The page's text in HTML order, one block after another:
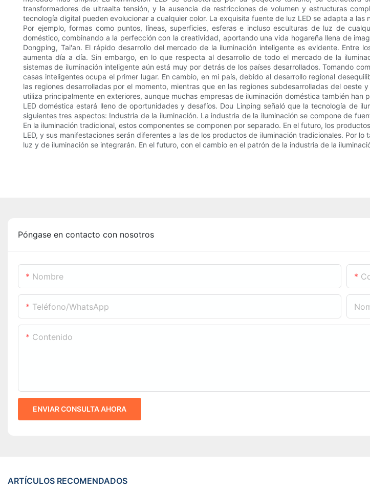
transformadores de ultraalta tensión, y la ausencia de restricciones de volumen y estructuras
tecnología digital pueden evolucionar a cualquier color. La exquisita fuente de luz LED se adapta a
Por ejemplo, formas como puntos, líneas, superficies, esferas e incluso esculturas de luz de
doméstico, combinando a la perfección con la creatividad, aportando una vida hogareña llena de
Dongping, Tai'an. El rápido desarrollo del mercado de la iluminación inteligente es evidente. Entre
aumenta día a día. Sin embargo, en lo que respecta al desarrollo de todo el mercado de la
sistemas de iluminación inteligente aún está muy por detrás de los países desarrollados. Tomando
casas inteligentes ocupa el primer lugar. En cambio, en mi país, debido al desarrollo regional
las regiones desarrolladas por el momento, mientras que en las regiones subdesarrolladas del
utiliza principalmente en exteriores, aunque muchas empresas de iluminación doméstica también
LED doméstica estará lleno de oportunidades y desafíos. Dou Linping señaló que la tecnología de
siguientes tres aspectos: Industria de la iluminación. La industria de la iluminación se compone de
En la iluminación tradicional, estos componentes se componen por separado. En el futuro, los
LED, y sus manifestaciones serán diferentes a las de los productos de iluminación tradicionales. Por
luz y de iluminación se integrarán. En el futuro, con el cambio en el patrón de la industria de la
Póngase en contacto con nosotros
Nombre
Teléfono/WhatsApp
Contenido
ENVIAR CONSULTA AHORA
ARTÍCULOS RECOMENDADOS